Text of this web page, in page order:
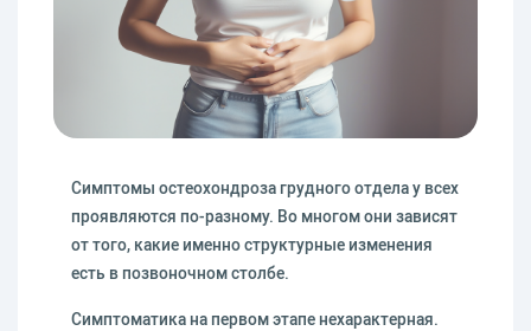
Симптомы остеохондроза грудного отдела у всех
проявляются по-разному. Во многом они зависят
от того, какие именно структурные изменения
есть в позвоночном столбе.
Симптоматика на первом этапе нехарактерная.